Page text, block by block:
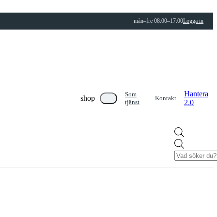
mån–fre 08:00–17:00Logga in
shop
Som
tjänst
Kontakt
Hantera
2.0
search